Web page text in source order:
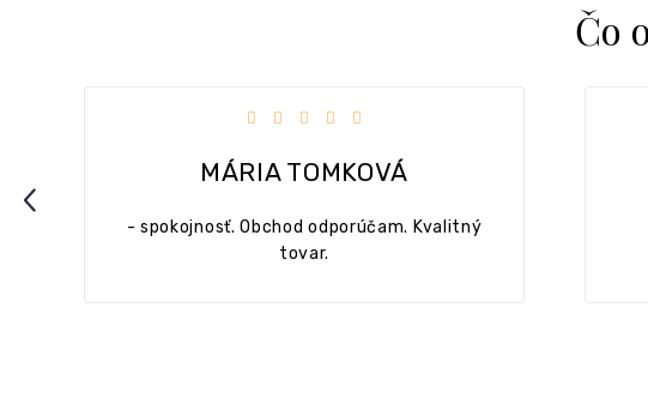
Čo
Previous
MÁRIA TOMKOVÁ
Hodnotenie obchodu je 5 z 5 hviezdičiek.
- spokojnosť. Obchod odporúčam. Kvalitný
tovar.